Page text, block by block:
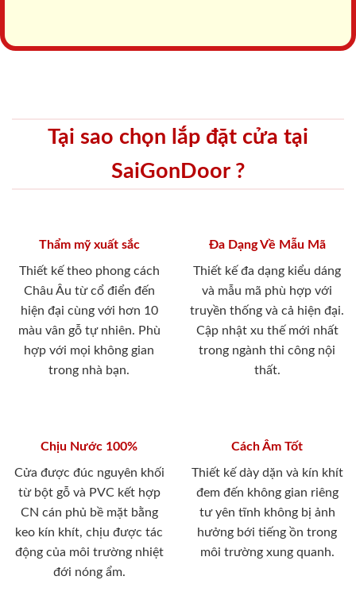
Tại sao chọn lắp đặt cửa tại
SaiGonDoor ?
Thẩm mỹ xuất sắc
Thiết kế theo phong cách
Châu Âu từ cổ điển đến
hiện đại cùng với hơn 10
màu vân gỗ tự nhiên. Phù
hợp với mọi không gian
trong nhà bạn.
Đa Dạng Về Mẫu Mã
Thiết kế đa dạng kiểu dáng
và mẫu mã phù hợp với
truyền thống và cả hiện đại.
Cập nhật xu thế mới nhất
trong ngành thi công nội
thất.
Chịu Nước 100%
Cửa được đúc nguyên khối
từ bột gỗ và PVC kết hợp
CN cán phủ bề mặt bằng
keo kín khít, chịu được tác
động của môi trường nhiệt
đới nóng ẩm.
Cách Âm Tốt
Thiết kế dày dặn và kín khít
đem đến không gian riêng
tư yên tĩnh không bị ảnh
hưởng bới tiếng ồn trong
môi trường xung quanh.